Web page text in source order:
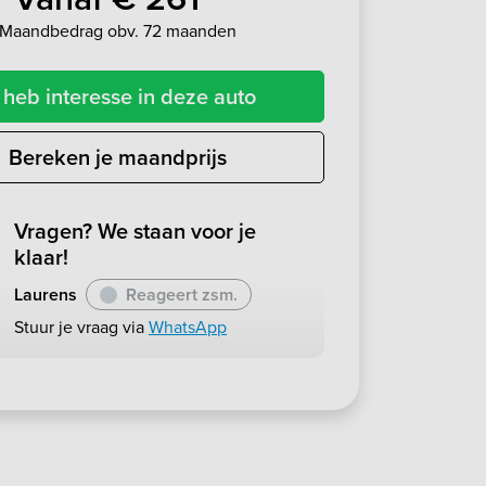
Maandbedrag obv. 72 maanden
interesse in deze auto
Bereken je maandprijs
Vragen? We staan voor je
klaar!
Laurens
Reageert zsm.
Stuur je vraag viaWhatsApp